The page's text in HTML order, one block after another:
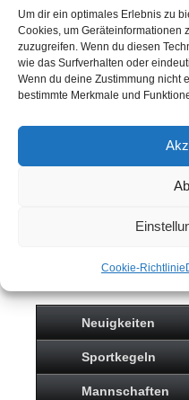
Um dir ein optimales Erlebnis zu
Cookies, um Geräteinformationen
zuzugreifen. Wenn du diesen
wie das Surfverhalten oder
Wenn du deine Zustimmung nicht
bestimmte Merkmale und
Cookie-Richtlinie
SPORTKEGELN
Neuigkeiten
Sportkegeln
Mannschaften